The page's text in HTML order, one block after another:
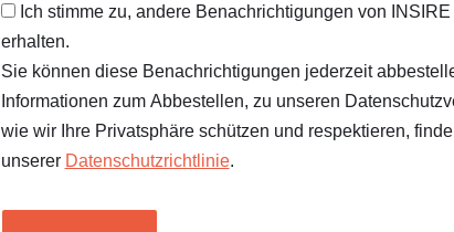
Ich stimme zu, andere Benachrichtigungen von
erhalten.
Sie können diese Benachrichtigungen jederzeit
Informationen zum Abbestellen, zu unseren
wie wir Ihre Privatsphäre schützen und respektieren,
unserer Datenschutzrichtlinie.